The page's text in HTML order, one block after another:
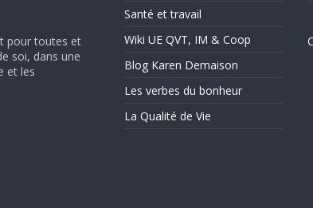
pour toutes et
soi, dans une
et les
Santé et travail
Wiki UE QVT, IM & Coop
Blog Karen Demaison
Les verbes du bonheur
La Qualité de Vie